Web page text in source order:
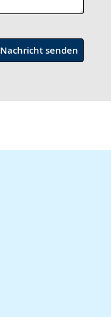
Nachricht senden